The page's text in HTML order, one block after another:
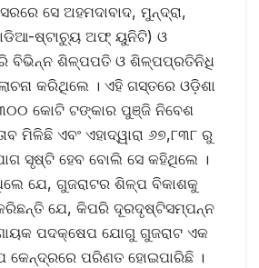
ସେ ଅହମଦାବାଦ, ମୁନ୍ଦ୍ରା,
ଷ୍ଟାଚ୍ୟୁ ଅଫ୍ ୟୁନିଟି) ଓ
ବିଭିନ୍ନ ଶିଳ୍ପପତି ଓ ଶିଳ୍ପପ୍ରତିନିଧି
କରିଥିଲେ । ଏହି ଗସ୍ତରେ ଓଡ଼ିଶା
କୋଟି ଟଙ୍କାର ପୁଞ୍ଜି ନିବେଶ
ମିଳିଛି ଏବଂ ଏହାଦ୍ୱାରା ୬୭,୮୩୮ ରୁ
ସୃଷ୍ଟି ହେବ ବୋଲି ସେ କହିଥିଲେ ।
ଯେ, ଗୁଜରାଟର ଶିଳ୍ପ ବିକାଶକୁ
ଯେ, କିପରି ଦୂରଦୃଷ୍ଟିସମ୍ପନ୍ନ
ପଦକ୍ଷେପ ଯୋଗୁ ଗୁଜରାଟ ଏକ
କେନ୍ଦ୍ରରେ ପରିଣତ ହୋଇପାରିଛି ।